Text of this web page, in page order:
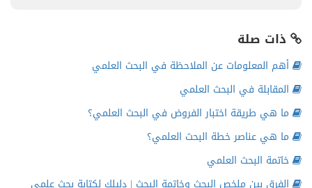
ذات صلة
أهم المعلومات عن الملاحظة في البحث العلمي
المقابلة في البحث العلمي
ما هي طريقة اختبار الفروض في البحث العلمي؟
ما هي عناصر خطة البحث العلمي؟
خاتمة البحث العلمي
الفرق بين ملخص البحث وخاتمة البحث | دليلك لكتابة بحث علمي